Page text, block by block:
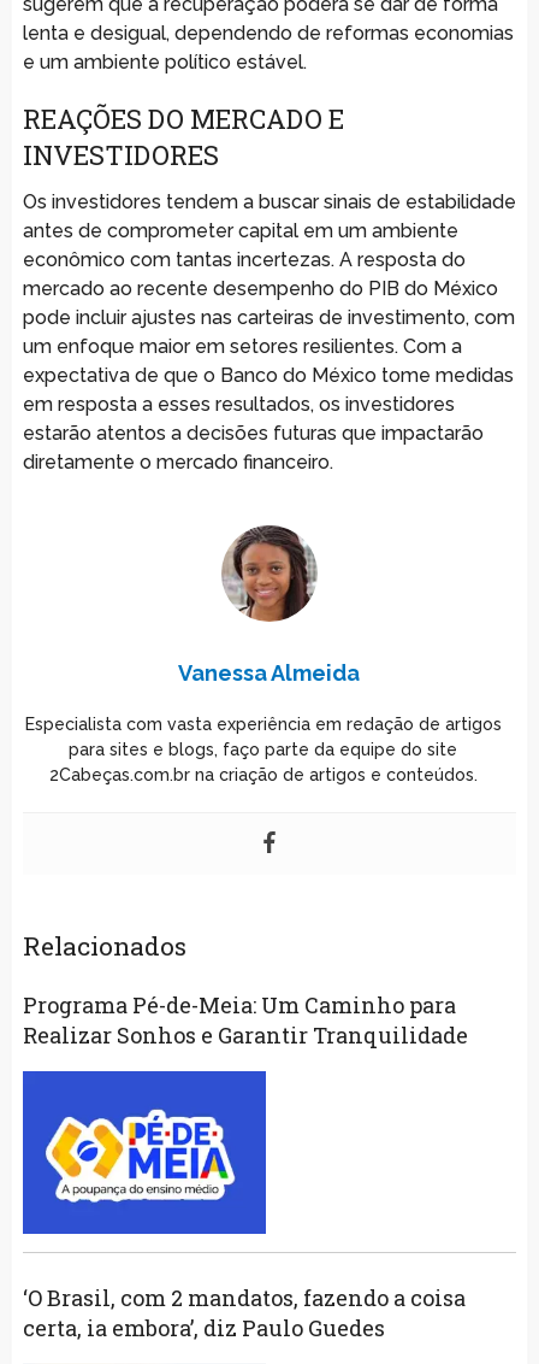
lenta e desigual, dependendo de reformas economias
e um ambiente político estável.
REAÇÕES DO MERCADO E
INVESTIDORES
Os investidores tendem a buscar sinais de estabilidade
antes de comprometer capital em um ambiente
econômico com tantas incertezas. A resposta do
mercado ao recente desempenho do PIB do México
pode incluir ajustes nas carteiras de investimento, com
um enfoque maior em setores resilientes. Com a
expectativa de que o Banco do México tome medidas
em resposta a esses resultados, os investidores
estarão atentos a decisões futuras que impactarão
diretamente o mercado financeiro.
Vanessa Almeida
Especialista com vasta experiência em redação de artigos
para sites e blogs, faço parte da equipe do site
2Cabeças.com.br na criação de artigos e conteúdos.
Relacionados
Programa Pé-de-Meia: Um Caminho para
Realizar Sonhos e Garantir Tranquilidade
‘O Brasil, com 2 mandatos, fazendo a coisa
certa, ia embora’, diz Paulo Guedes